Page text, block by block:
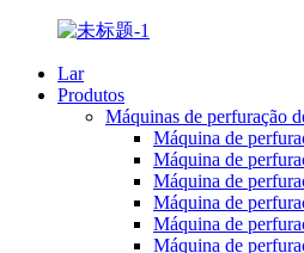
Lar
Produtos
Máquinas de perfuração
Máquina de
Máquina de
Máquina de
Máquina de
Máquina de
Máquina de